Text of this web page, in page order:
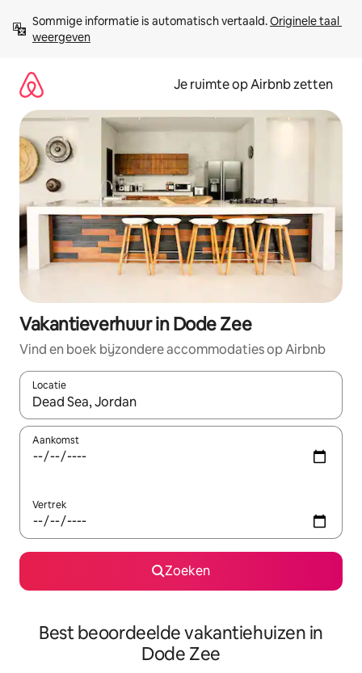
direct
naar
Sommige informatie is automatisch vertaald. Originele taal
weergeven
Je ruimte op Airbnb zetten
Vakantieverhuur in Dode Zee
Vind en boek bijzondere accommodaties op Airbnb
Locatie
Wanneer er suggesties beschikbaar zijn, maak je een keuze
Aankomst
Vertrek
Zoeken
Best beoordeelde vakantiehuizen in
Dode Zee